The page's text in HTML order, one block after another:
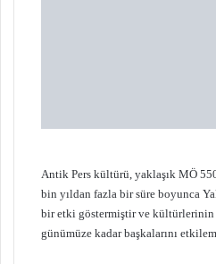
Antik Pers kültürü, yaklaşık MÖ
bin yıldan fazla bir süre boyunca
bir etki göstermiştir ve kültürlerinin
günümüze kadar başkalarını